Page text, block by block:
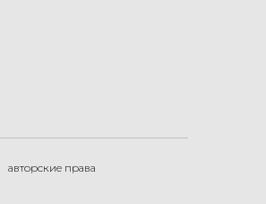
авторские права